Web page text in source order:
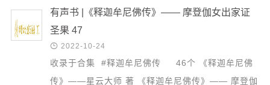
有声书 |《释迦牟尼佛传》—— 摩登伽女出家证
圣果 47
 2022-10-24
收录于合集 #释迦牟尼佛传 46个 《释迦牟尼佛
传》——星云大师 著 《释迦牟尼佛传》—— 摩登伽